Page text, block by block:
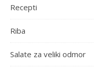
Recepti
Riba
Salate za veliki odmor